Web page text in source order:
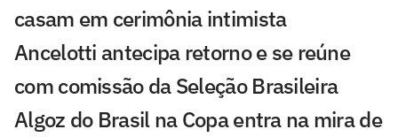
casam em cerimônia intimista
Ancelotti antecipa retorno e se reúne
com comissão da Seleção Brasileira
Algoz do Brasil na Copa entra na mira de